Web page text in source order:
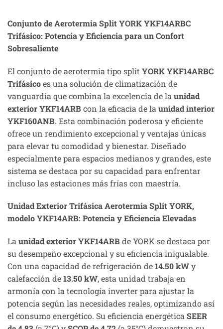
Conjunto de Aerotermia Split YORK YKF14ARBC
Trifásico: Potencia y Eficiencia para un Confort
Sobresaliente
El conjunto de aerotermia tipo split YORK YKF14ARBC
Trifásicoes una solución de climatización de
vanguardia que combina la excelencia de la unidad
exterior YKF14ARB con la eficacia de la unidad interior
YKF160ANB. Esta combinación poderosa y eficiente
ofrece un rendimiento excepcional y ventajas únicas
para elevar tu comodidad y bienestar. Diseñado
especialmente para espacios medianos y grandes, este
sistema se destaca por su capacidad para enfrentar
incluso las estaciones más frías con maestría.
Unidad Exterior Trifásica Aerotermia Split YORK,
modelo YKF14ARB: Potencia y Eficiencia Elevadas
Launidad exterior YKF14ARB de YORK se destaca por
su desempeño excepcional y su eficiencia inigualable.
Con una capacidad de refrigeración de14.50 kWy
calefacción de13.50 kW, esta unidad trabaja en
armonía con la tecnología inverter para ajustar la
potencia según las necesidades reales, optimizando así
el consumo energético. Su eficiencia energéticaSEER